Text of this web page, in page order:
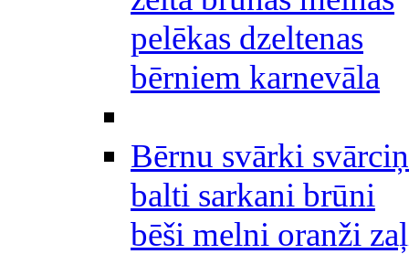
pelēkas dzeltenas
bērniem karnevāla
Bērnu svārki
balti sarkani brūni
bēši melni oranži